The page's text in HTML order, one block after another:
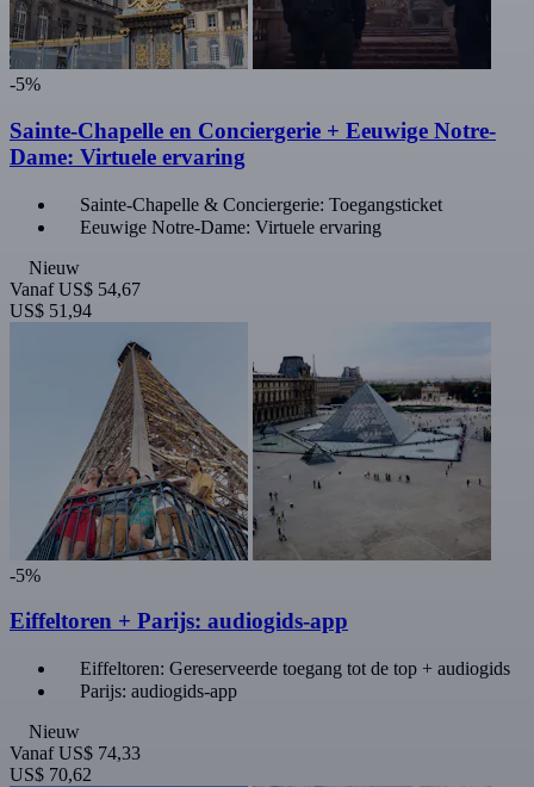
-5%
Sainte-Chapelle en Conciergerie + Eeuwige Notre-
Dame: Virtuele ervaring
Sainte-Chapelle & Conciergerie: Toegangsticket
Eeuwige Notre-Dame: Virtuele ervaring
Nieuw
Vanaf US$ 54,67
US$ 51,94
-5%
Eiffeltoren + Parijs: audiogids-app
Eiffeltoren: Gereserveerde toegang tot de top + audiogids
Parijs: audiogids-app
Nieuw
Vanaf US$ 74,33
US$ 70,62